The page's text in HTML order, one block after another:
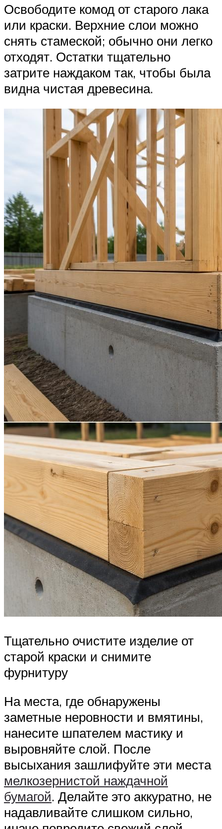
Освободите комод от старого лака
или краски. Верхние слои можно
снять стамеской; обычно они легко
отходят. Остатки тщательно
затрите наждаком так, чтобы была
видна чистая древесина.
Тщательно очистите изделие от
старой краски и снимите
фурнитуру
На места, где обнаружены
заметные неровности и вмятины,
нанесите шпателем мастику и
выровняйте слой. После
высыхания зашлифуйте эти места
мелкозернистой наждачной
бумагой. Делайте это аккуратно, не
надавливайте слишком сильно,